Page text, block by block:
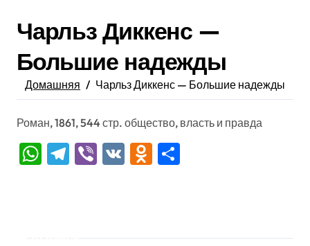
Чарльз Диккенс —
Большие надежды
Домашняя Чарльз Диккенс — Большие надежды
Роман, 1861, 544 стр. общество, власть и правда
WhatsApp
Telegram
Viber
VK Odnoklassniki